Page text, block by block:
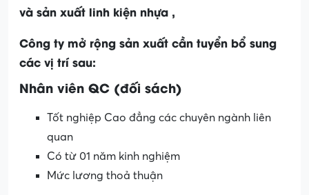
và sản xuất linh kiện nhựa ,
Công ty mở rộng sản xuất cần tuyển bổ sung
các vị trí sau:
Nhân viên QC (đối sách)
Tốt nghiệp Cao đẳng các chuyên ngành liên
quan
Có từ 01 năm kinh nghiệm
Mức lương thoả thuận